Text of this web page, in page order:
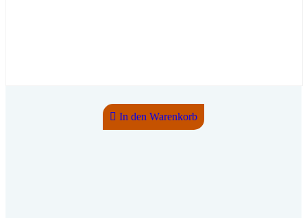
In den Warenkorb